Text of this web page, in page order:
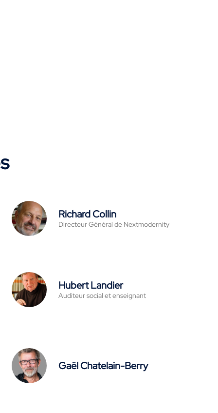
Richard Collin
Directeur Général de Nextmodernity
Hubert Landier
Auditeur social et enseignant
Gaël Chatelain-Berry